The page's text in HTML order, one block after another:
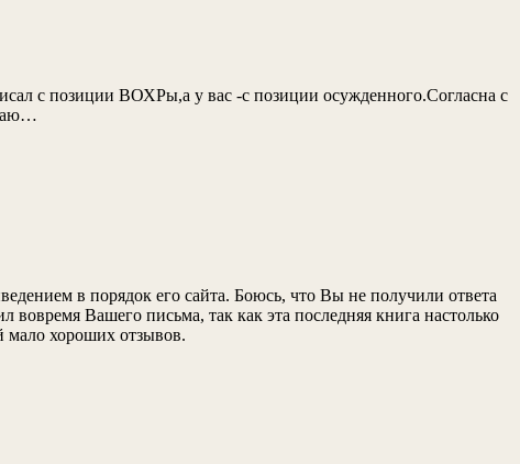
с позиции ВОХРы,а у вас -с позиции осужденного.Согласна с
в порядок его сайта. Боюсь, что Вы не получили ответа
Вашего письма, так как эта последняя книга настолько
мало хороших отзывов.